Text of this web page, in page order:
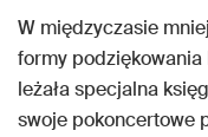
W międzyczasie
formy podziękowania
leżała specjalna
swoje pokoncertowe